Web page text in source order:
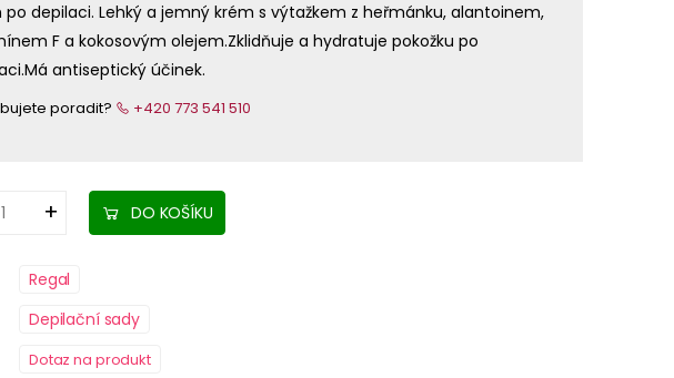
po depilaci. Lehký a jemný krém s výtažkem z heřmánku, alantoinem,
F a kokosovým olejem.Zklidňuje a hydratuje pokožku po
antiseptický účinek.
poradit? +420 773 541 510
DO KOŠÍKU
Regal
Depilační sady
Dotaz na produkt